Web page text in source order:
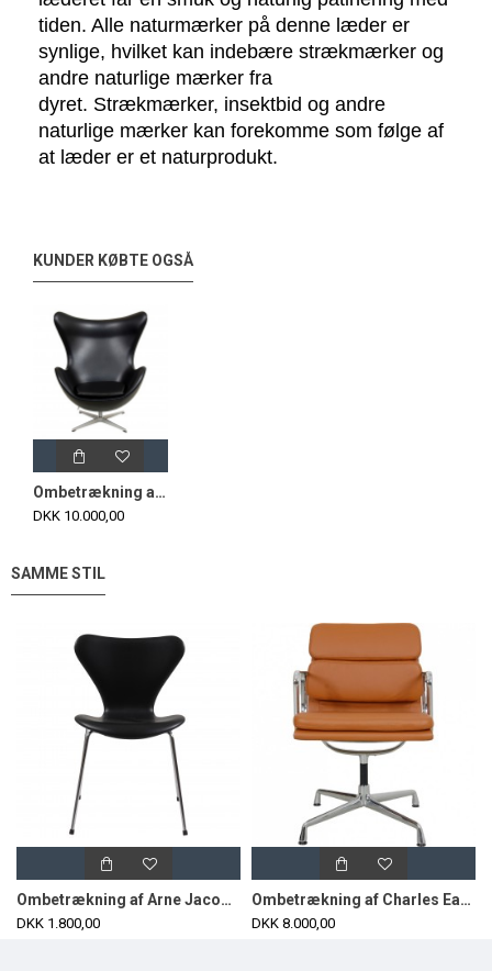
tiden. Alle naturmærker på denne læder er
synlige, hvilket kan indebære strækmærker og
andre naturlige mærker fra
dyret. Strækmærker, insektbid og andre
naturlige mærker kan forekomme som følge af
at læder er et naturprodukt.
KUNDER KØBTE OGSÅ
Ombetrækning af Arne Jacobsen Ægget stol i læder
DKK 10.000,00
SAMME STIL
Ombetrækning af Arne Jacobsen 7’er stol i læder 3107/3207
DKK 1.800,00
Ombetrækning af Charles Eames stole Ea-108/208
DKK 8.000,00